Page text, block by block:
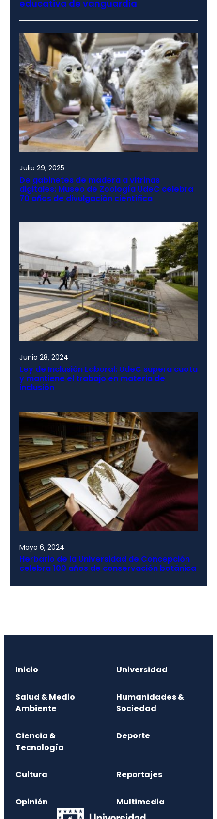
educativa de vanguardia
Julio 29, 2025
De gabinetes de madera a vitrinas
digitales: Museo de Zoología UdeC celebra
70 años de divulgación científica
Junio 28, 2024
Ley de Inclusión Laboral: UdeC supera cuota
y mantiene el trabajo en materia de
inclusión
Mayo 6, 2024
Herbario de la Universidad de Concepción
celebra 100 años de conservación botánica
Inicio Universidad
Salud & Medio
Ambiente
Humanidades &
Sociedad
Ciencia &
Tecnología
Deporte
Cultura Reportajes
Opinión Multimedia